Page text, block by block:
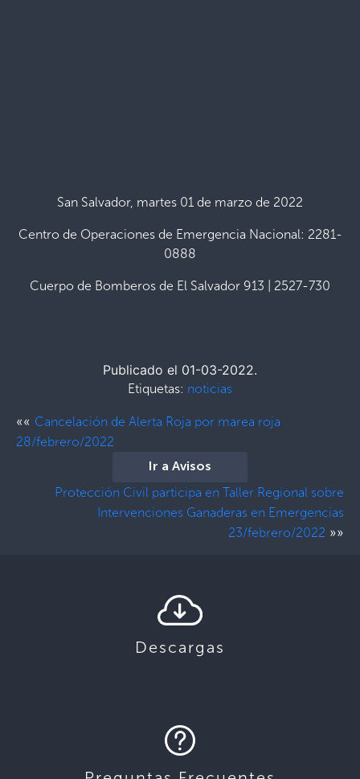
San Salvador, martes 01 de marzo de 2022
Centro de Operaciones de Emergencia Nacional: 2281-
0888
Cuerpo de Bomberos de El Salvador 913 | 2527-730
Publicado el 01-03-2022.
Etiquetas: noticias
«« Cancelación de Alerta Roja por marea roja
28/febrero/2022
Ir a Avisos
Protección Civil participa en Taller Regional sobre
Intervenciones Ganaderas en Emergencias
23/febrero/2022 »»
Descargas